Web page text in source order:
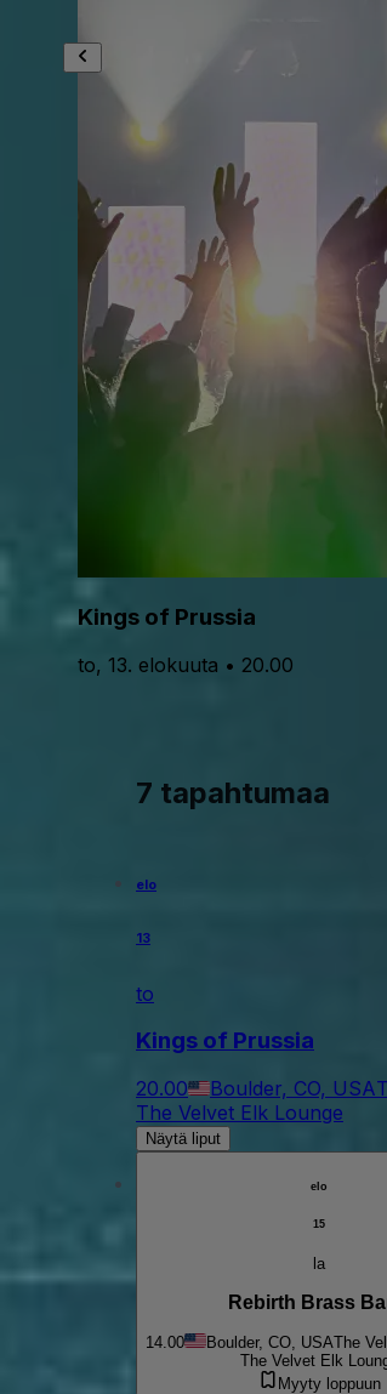
Kings of Prussia
to, 13. elokuuta • 20.00
7 tapahtumaa
elo
13
to
Kings of Prussia
20.00 Boulder, CO, USA
The Velvet Elk Lounge
Näytä liput
elo
15
la
Rebirth Brass
14.00 Boulder, CO, USAThe
The Velvet Elk
Myyty loppuun